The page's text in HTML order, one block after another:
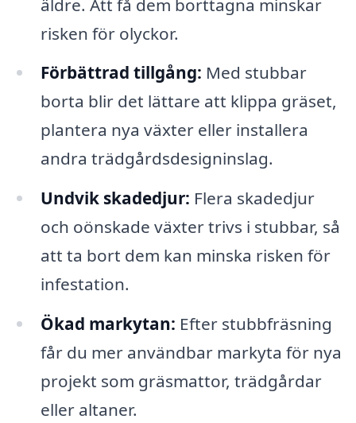
äldre. Att få dem borttagna minskar
risken för olyckor.
Förbättrad tillgång: Med stubbar
borta blir det lättare att klippa gräset,
plantera nya växter eller installera
andra trädgårdsdesigninslag.
Undvik skadedjur: Flera skadedjur
och oönskade växter trivs i stubbar, så
att ta bort dem kan minska risken för
infestation.
Ökad markytan: Efter stubbfräsning
får du mer användbar markyta för nya
projekt som gräsmattor, trädgårdar
eller altaner.